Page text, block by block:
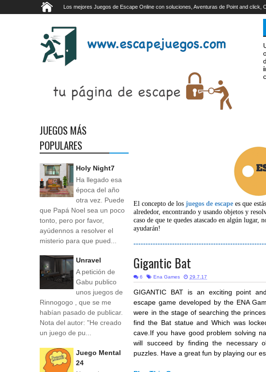
Los mejores Juegos de Escape Online con soluciones, Aventuras de Point and click,
El concepto de losjuegos de escape es que
alrededor, encontrando y usando objetos y
caso de que te quedes atascado en algún lugar,
ayudarán!
Gigantic Bat
6 Ena Games 29.7.17
GIGANTIC BAT
is an exciting point
escape game developed by the ENA
were in the stage of searching the
find the Bat statue and Which was
cave.If you have good problem solving
will succeed by finding the necessary
puzzles. Have a great fun by playing our
JUEGOS MÁS
POPULARES
Holy Night7
Ha llegado esa
época del año
otra vez. Puede
que Papá Noel sea un poco
tonto, pero por favor,
ayúdennos a resolver el
misterio para que pued...
Unravel
A petición de
Gabu publico
unos juegos de
Rinnogogo , que se me
habían pasado de publicar.
Nota del autor: "He creado
un juego de pu...
Juego Mental
24